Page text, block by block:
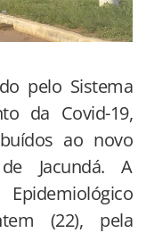
pelo Sistema
da Covid-19,
ao novo
Jacundá. A
(22), pela